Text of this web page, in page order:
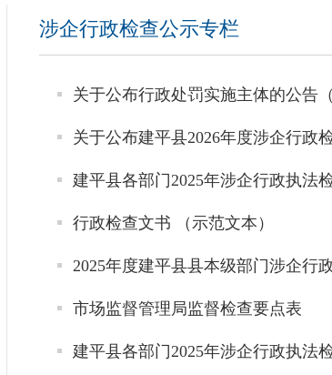
涉企行政检查公示专栏
关于公布行政处罚实施主体的公告（
关于公布建平县2026年度涉企行政
建平县各部门2025年涉企行政执法
行政检查文书 （示范文本）
2025年度建平县县本级部门涉企行
市场监督管理局监督检查要点表
建平县各部门2025年涉企行政执法